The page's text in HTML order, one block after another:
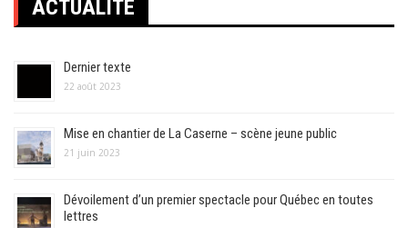
ACTUALITÉ
Dernier texte
22 août 2023
Mise en chantier de La Caserne – scène jeune public
21 juin 2023
Dévoilement d’un premier spectacle pour Québec en toutes
lettres